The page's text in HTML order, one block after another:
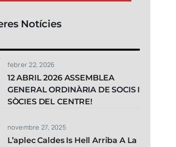
Notícies
febrer 22, 2026
12 ABRIL 2026 ASSEMBLEA
GENERAL ORDINÀRIA DE SOCIS I
SÒCIES DEL CENTRE!
novembre 27, 2025
L’aplec Caldes Is Hell Arriba A La